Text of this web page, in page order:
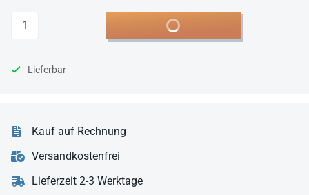
Anzahl In den Warenkorb
Lieferbar
Kauf auf Rechnung
Versandkostenfrei
Lieferzeit 2-3 Werktage